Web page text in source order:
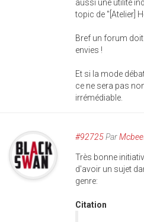
aussi une utilité
topic de "[Atelier]
Bref un forum
envies !
Et si la mode
ce ne sera pas
irrémédiable.
#92725Par
Très bonne
d'avoir un sujet
genre:
Citation